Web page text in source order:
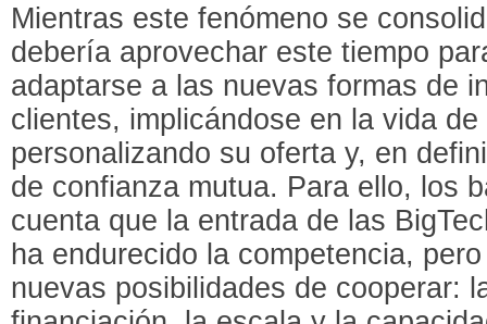
Mientras este fenómeno se
debería aprovechar este tiempo
adaptarse a las nuevas formas de
clientes, implicándose en la vida
personalizando su oferta y, en
de confianza mutua. Para ello, los
cuenta que la entrada de las
ha endurecido la competencia,
nuevas posibilidades de cooperar: